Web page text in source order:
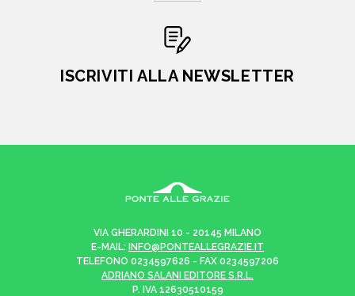
ISCRIVITI ALLA NEWSLETTER
VIA GHERARDINI 10 - 20145 MILANO
E-MAIL: INFO@PONTEALLEGRAZIE.IT
TELEFONO 0234597626 - FAX 0234597206
ADRIANO SALANI EDITORE S.R.L.
P. IVA 12630510159